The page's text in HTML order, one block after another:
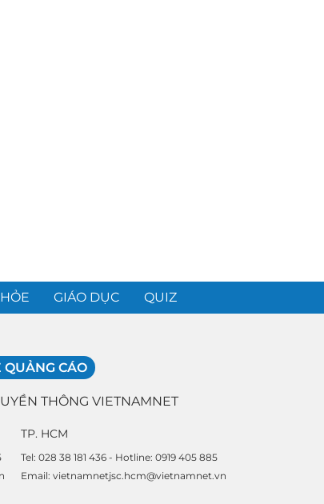
GIÁO DỤC QUIZ
QUẢNG CÁO
THÔNG VIETNAMNET
TP. HCM
Tel: 028 38 181 436 - Hotline: 0919 405 885
Email: vietnamnetjsc.hcm@vietnamnet.vn